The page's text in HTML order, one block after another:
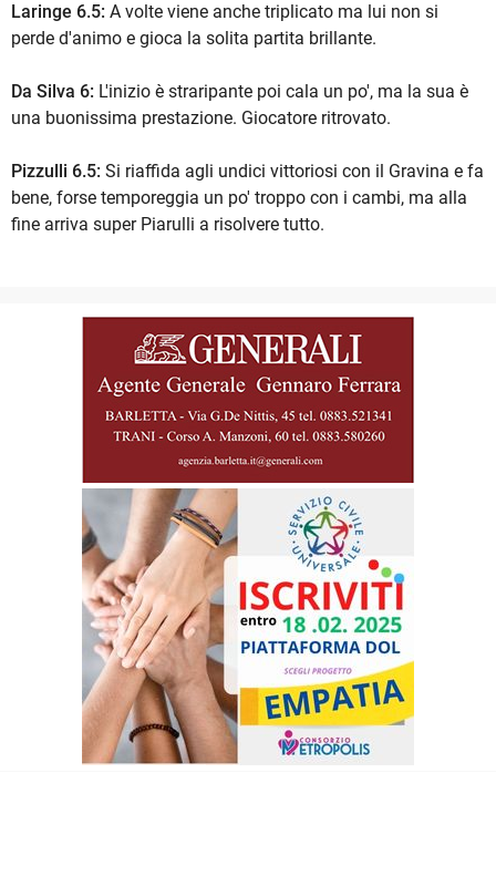
Laringe 6.5: A volte viene anche triplicato ma lui non si
perde d'animo e gioca la solita partita brillante.
Da Silva 6: L'inizio è straripante poi cala un po', ma la sua è
una buonissima prestazione. Giocatore ritrovato.
Pizzulli 6.5: Si riaffida agli undici vittoriosi con il Gravina e fa
bene, forse temporeggia un po' troppo con i cambi, ma alla
fine arriva super Piarulli a risolvere tutto.